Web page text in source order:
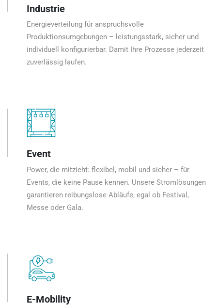
Industrie
Energieverteilung für anspruchsvolle
Produktionsumgebungen – leistungsstark, sicher und
individuell konfigurierbar. Damit Ihre Prozesse jederzeit
zuverlässig laufen.
Event
Power, die mitzieht: flexibel, mobil und sicher – für
Events, die keine Pause kennen. Unsere Stromlösungen
garantieren reibungslose Abläufe, egal ob Festival,
Messe oder Gala.
E-Mobility